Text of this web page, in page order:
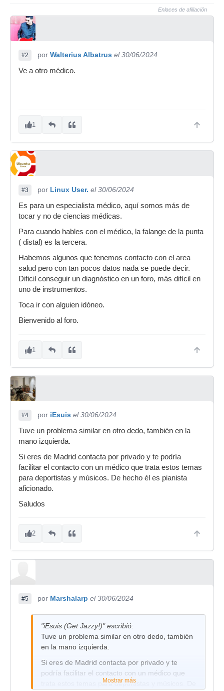
Enlaces de afiliación
#2 por Walterius Albatrus el 30/06/2024
Ve a otro médico.
1
#3 por Linux User. el 30/06/2024
Es para un especialista médico, aquí somos más de
tocar y no de ciencias médicas.
Para cuando hables con el médico, la falange de la punta
( distal) es la tercera.
Habemos algunos que tenemos contacto con el area
salud pero con tan pocos datos nada se puede decir.
Dificil conseguir un diagnóstico en un foro, más difícil en
uno de instrumentos.
Toca ir con alguien idóneo.
Bienvenido al foro.
1
#4 por iEsuis el 30/06/2024
Tuve un problema similar en otro dedo, también en la
mano izquierda.
Si eres de Madrid contacta por privado y te podría
facilitar el contacto con un médico que trata estos temas
para deportistas y músicos. De hecho él es pianista
aficionado.
Saludos
2
#5 por Marshalarp el 30/06/2024
"iEsuis (Get Jazzy!)" escribió:
Tuve un problema similar en otro dedo, también
en la mano izquierda.
Si eres de Madrid contacta por privado y te
podría facilitar el contacto con un médico que
trata estos temas para deportistas y músicos. De
Mostrar más